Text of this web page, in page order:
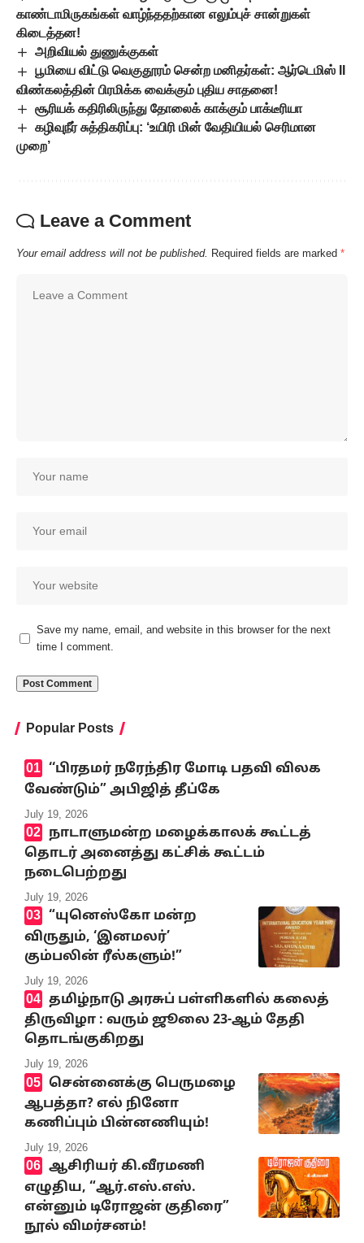
காண்டாமிருகங்கள் வாழ்ந்ததற்கான எலும்புச் சான்றுகள்
கிடைத்தன!
அறிவியல் துணுக்குகள்
பூமியை விட்டு வெகுதூரம் சென்ற மனிதர்கள்: ஆர்டெமிஸ் II
விண்கலத்தின் பிரமிக்க வைக்கும் புதிய சாதனை!
சூரியக் கதிரிலிருந்து தோலைக் காக்கும் பாக்டீரியா
கழிவுநீர் சுத்திகரிப்பு: ‘உயிரி மின் வேதியியல் செரிமான
முறை’
Leave a Comment
Your email address will not be published. Required fields are marked *
Save my name, email, and website in this browser for the next
time I comment.
Popular Posts
‘‘பிரதமர் நரேந்திர மோடி பதவி விலக
வேண்டும்” அபிஜித் தீப்கே
July 19, 2026
நாடாளுமன்ற மழைக்காலக் கூட்டத்
தொடர் அனைத்து கட்சிக் கூட்டம்
நடைபெற்றது
July 19, 2026
“யுனெஸ்கோ மன்ற
விருதும், ‘இனமலர்’
கும்பலின் ரீல்களும்!”
July 19, 2026
தமிழ்நாடு அரசுப் பள்ளிகளில் கலைத்
திருவிழா : வரும் ஜூலை 23-ஆம் தேதி
தொடங்குகிறது
July 19, 2026
சென்னைக்கு பெருமழை
ஆபத்தா? எல் நினோ
கணிப்பும் பின்னணியும்!
July 19, 2026
ஆசிரியர் கி.வீரமணி
எழுதிய, “ஆர்.எஸ்.எஸ்.
என்னும் டிரோஜன் குதிரை”
நூல் விமர்சனம்!